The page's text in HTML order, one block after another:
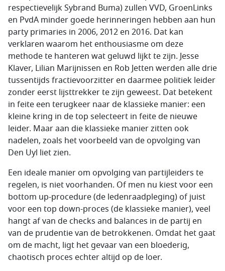
respectievelijk Sybrand Buma) zullen VVD, GroenLinks
en PvdA minder goede herinneringen hebben aan hun
party primaries in 2006, 2012 en 2016. Dat kan
verklaren waarom het enthousiasme om deze
methode te hanteren wat geluwd lijkt te zijn. Jesse
Klaver, Lilian Marijnissen en Rob Jetten werden alle drie
tussentijds fractievoorzitter en daarmee politiek leider
zonder eerst lijsttrekker te zijn geweest. Dat betekent
in feite een terugkeer naar de klassieke manier: een
kleine kring in de top selecteert in feite de nieuwe
leider. Maar aan die klassieke manier zitten ook
nadelen, zoals het voorbeeld van de opvolging van
Den Uyl liet zien.
Een ideale manier om opvolging van partijleiders te
regelen, is niet voorhanden. Of men nu kiest voor een
bottom up-procedure (de ledenraadpleging) of juist
voor een top down-proces (de klassieke manier), veel
hangt af van de checks and balances in de partij en
van de prudentie van de betrokkenen. Omdat het gaat
om de macht, ligt het gevaar van een bloederig,
chaotisch proces echter altijd op de loer.